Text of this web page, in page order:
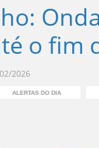
o fim
2026
ALERTAS DO DIA